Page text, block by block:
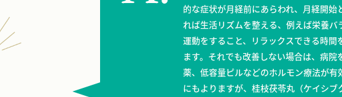
的な症状が月経前にあらわれ、月経開
れば生活リズムを整える、例えば栄養
運動をすること、リラックスできる時
ます。それでも改善しない場合は、病
薬、低容量ピルなどのホルモン療法が
にもよりますが、桂枝茯苓丸（ケイシ